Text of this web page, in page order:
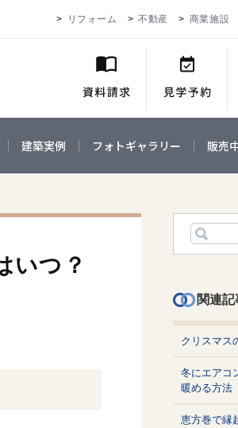
リフォーム 不動産 商業施設
建築実例 フォトギャラリー 販売
いつ？
関連記
クリスマス
冬にエアコ
暖める方法
恵方巻で縁